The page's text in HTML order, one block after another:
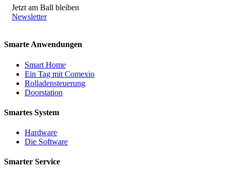
Jetzt am Ball bleiben
Newsletter
Smarte Anwendungen
Smart Home
Ein Tag mit Comexio
Rolladensteuerung
Doorstation
Smartes System
Hardware
Die Software
Smarter Service